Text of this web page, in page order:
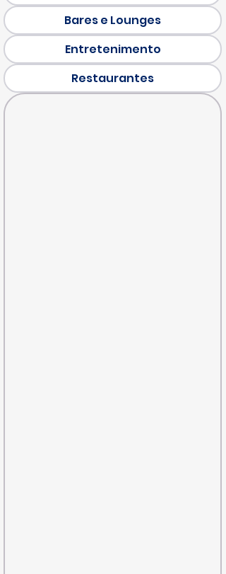
Bares e Lounges
Entretenimento
Restaurantes